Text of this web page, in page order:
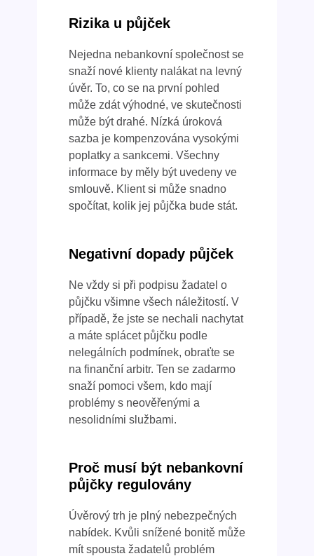
Rizika u půjček
Nejedna nebankovní společnost se
snaží nové klienty nalákat na levný
úvěr. To, co se na první pohled
může zdát výhodné, ve skutečnosti
může být drahé. Nízká úroková
sazba je kompenzována vysokými
poplatky a sankcemi. Všechny
informace by měly být uvedeny ve
smlouvě. Klient si může snadno
spočítat, kolik jej půjčka bude stát.
Negativní dopady půjček
Ne vždy si při podpisu žadatel o
půjčku všimne všech náležitostí. V
případě, že jste se nechali nachytat
a máte splácet půjčku podle
nelegálních podmínek, obraťte se
na finanční arbitr. Ten se zadarmo
snaží pomoci všem, kdo mají
problémy s neověřenými a
nesolidními službami.
Proč musí být nebankovní
půjčky regulovány
Úvěrový trh je plný nebezpečných
nabídek. Kvůli snížené bonitě může
mít spousta žadatelů problém